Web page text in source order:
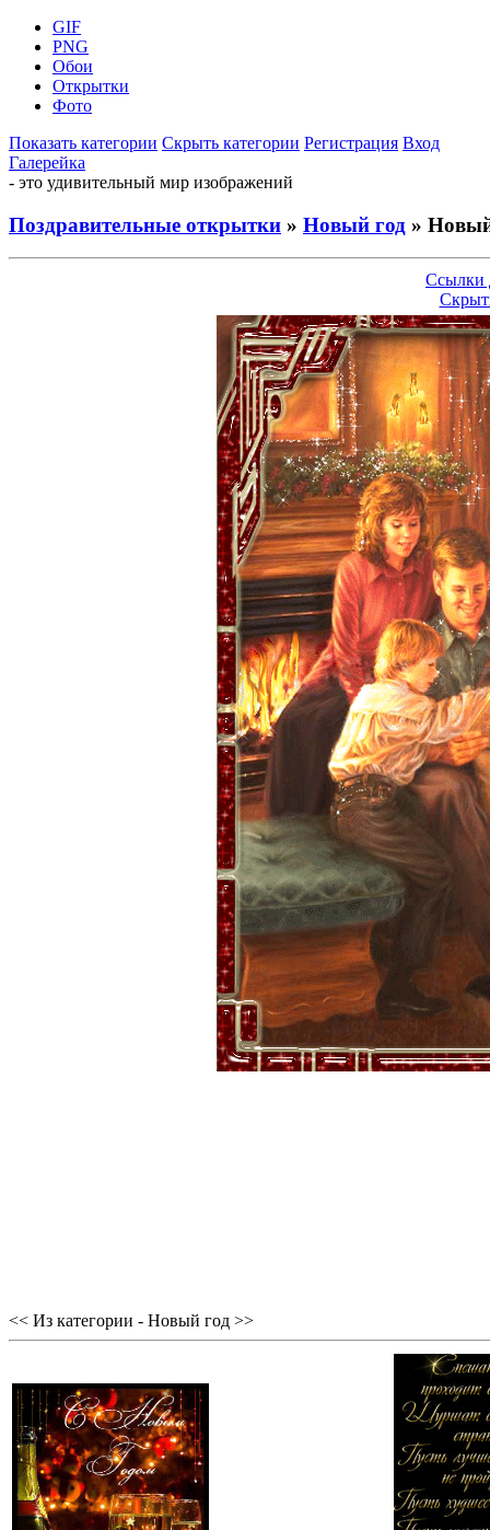
GIF
PNG
Обои
Открытки
Фото
Показать категории Скрыть категории Регистрация Вход
Галерейка
- это удивительный мир изображений
Поздравительные открытки » Новый год »
Ссылки
<< Из категории - Новый год >>